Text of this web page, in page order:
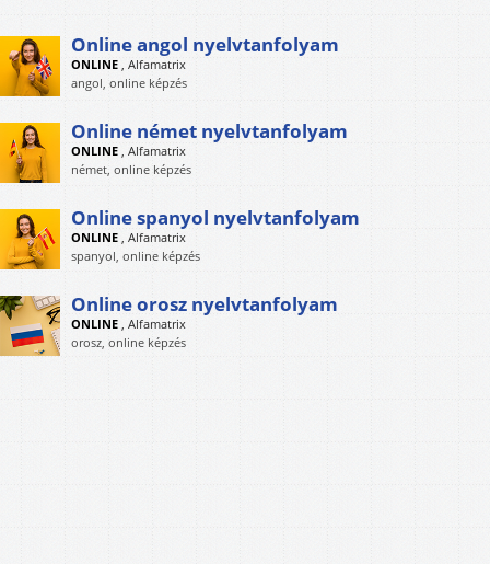
Online angol nyelvtanfolyam
ONLINE Alfamatrix
angol, online képzés
Online német nyelvtanfolyam
ONLINE Alfamatrix
német, online képzés
Online spanyol nyelvtanfolyam
ONLINE Alfamatrix
spanyol, online képzés
Online orosz nyelvtanfolyam
ONLINE Alfamatrix
orosz, online képzés